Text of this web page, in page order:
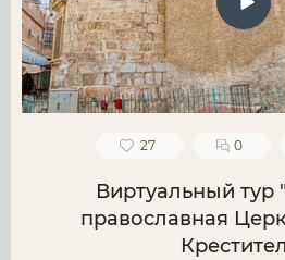
27 0
Виртуальный тур
православная